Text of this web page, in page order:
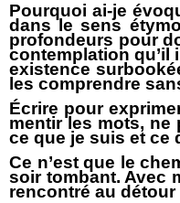
Pourquoi ai-je
dans le sens
profondeurs pour
contemplation qu’il
existence
les comprendre
Écrire pour
mentir les mots, ne
ce que je suis et ce
Ce n’est que le
soir tombant. Avec
rencontré au